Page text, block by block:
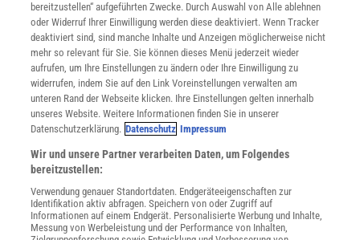
Datenschutz
Nutzungsbedingungen
Cookie-Einstellungen
Utiq verwalten
Nutzungsbasierte Onlinewerbung
Alle Artikel
Impressum
Angebote für Schulen
Angebote für Institutionen
Sprachen lernen mit Gymglish
Lexika
Für Spektrum schreiben
bereitzustellen“ aufgeführten Zwecke. Durch Auswahl von Alle ablehnen
oder Widerruf Ihrer Einwilligung werden diese deaktiviert. Wenn Tracker
deaktiviert sind, sind manche Inhalte und Anzeigen möglicherweise nicht
mehr so relevant für Sie. Sie können dieses Menü jederzeit wieder
aufrufen, um Ihre Einstellungen zu ändern oder Ihre Einwilligung zu
widerrufen, indem Sie auf den Link Voreinstellungen verwalten am
unteren Rand der Webseite klicken. Ihre Einstellungen gelten innerhalb
unseres Website. Weitere Informationen finden Sie in unserer
Datenschutzerklärung. Datenschutz Impressum
Wir und unsere Partner verarbeiten Daten, um Folgendes
bereitzustellen:
Verwendung genauer Standortdaten. Endgeräteeigenschaften zur
Identifikation aktiv abfragen. Speichern von oder Zugriff auf
Informationen auf einem Endgerät. Personalisierte Werbung und Inhalte,
Messung von Werbeleistung und der Performance von Inhalten,